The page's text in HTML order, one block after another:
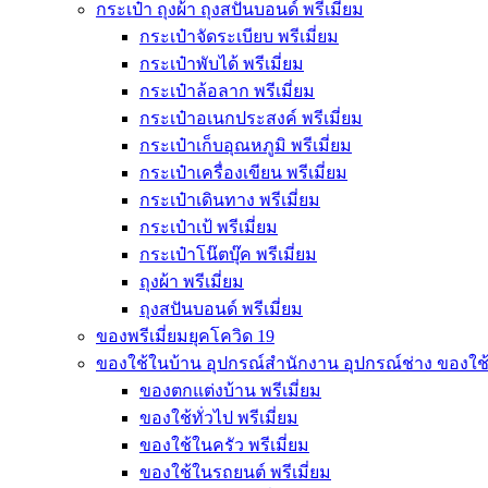
กระเป๋า ถุงผ้า ถุงสปันบอนด์ พรีเมี่ยม
กระเป๋าจัดระเบียบ พรีเมี่ยม
กระเป๋าพับได้ พรีเมี่ยม
กระเป๋าล้อลาก พรีเมี่ยม
กระเป๋าอเนกประสงค์ พรีเมี่ยม
กระเป๋าเก็บอุณหภูมิ พรีเมี่ยม
กระเป๋าเครื่องเขียน พรีเมี่ยม
กระเป๋าเดินทาง พรีเมี่ยม
กระเป๋าเป้ พรีเมี่ยม
กระเป๋าโน๊ตบุ๊ค พรีเมี่ยม
ถุงผ้า พรีเมี่ยม
ถุงสปันบอนด์ พรีเมี่ยม
ของพรีเมี่ยมยุคโควิด 19
ของใช้ในบ้าน อุปกรณ์สำนักงาน อุปกรณ์ช่าง ของใ
ของตกแต่งบ้าน พรีเมี่ยม
ของใช้ทั่วไป พรีเมี่ยม
ของใช้ในครัว พรีเมี่ยม
ของใช้ในรถยนต์ พรีเมี่ยม